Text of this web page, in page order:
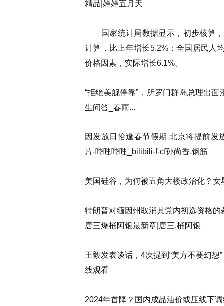
精品|婷婷五月天
国家统计局数据显示，初步核算，
计算，比上年增长5.2%；全国居民人
价格因素，实际增长6.1%。
“拒绝美舰停靠”，所罗门群岛总理出
生问答_春雨...
因发放日恰逢春节假期 北京将提前
片-哔哩哔哩_bilibili-f-cf孙尚香,钢筋
美国硅谷，为何被五角大楼政治化？女
特朗普对缅因州取消其党内初选资格
唐三爆桶阿银最新章|唐三,桶阿银
王毅发表谈话，4次提到“美方不要幻
线观看
2024年首降？国内成品油价或压线下